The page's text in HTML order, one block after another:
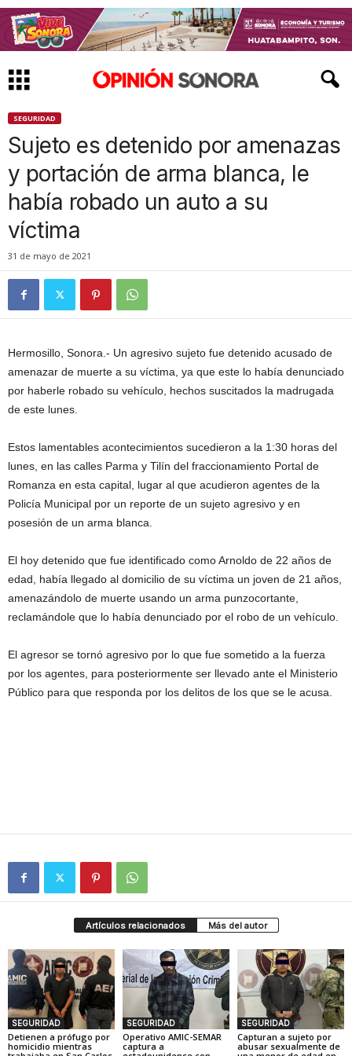
SEGURIDAD
Sujeto es detenido por amenazas
y portación de arma blanca, le
había robado un auto a su
víctima
31 de mayo de 2021
Hermosillo, Sonora.- Un agresivo sujeto fue detenido acusado de
amenazar de muerte a su víctima, ya que este lo había denunciado
por haberle robado su vehículo, hechos suscitados la madrugada
de este lunes.
Estos lamentables acontecimientos sucedieron a la 1:30 horas del
lunes, en las calles Parma y Tilín del fraccionamiento Portal de
Romanza en esta capital, lugar al que acudieron agentes de la
Policía Municipal por un reporte de un sujeto agresivo y en
posesión de un arma blanca.
El hoy detenido que fue identificado como Arnoldo de 22 años de
edad, había llegado al domicilio de su víctima un joven de 21 años,
amenazándolo de muerte usando un arma punzocortante,
reclamándole que lo había denunciado por el robo de un vehículo.
El agresor se tornó agresivo por lo que fue sometido a la fuerza
por los agentes, para posteriormente ser llevado ante el Ministerio
Público para que responda por los delitos de los que se le acusa.
Artículos relacionados Más del autor
SEGURIDAD
Detienen a prófugo por
homicidio mientras
SEGURIDAD
Operativo AMIC-SEMAR
captura a
SEGURIDAD
Capturan a sujeto por
abusar sexualmente de